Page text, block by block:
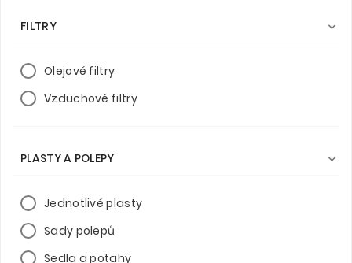
FILTRY 
Olejové filtry
Vzduchové filtry
PLASTY A POLEPY 
Jednotlivé plasty
Sady polepů
Sedla a potahy